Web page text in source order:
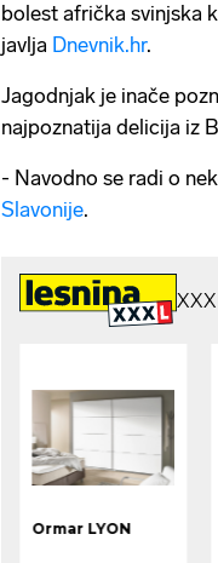
bolest afrička svinjska
javlja Dnevnik.hr.
Jagodnjak je inače
najpoznatija delicija iz
- Navodno se radi o
Slavonije.